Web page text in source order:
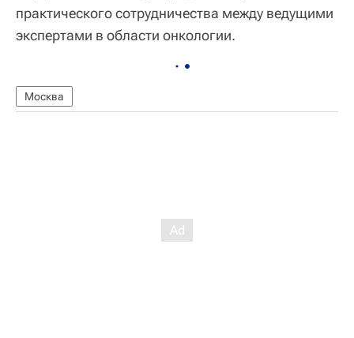
практического сотрудничества между ведущими
экспертами в области онкологии.
Москва